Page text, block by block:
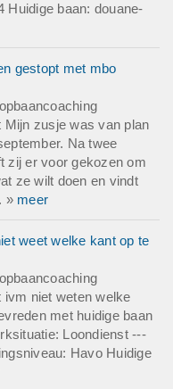
Huidige baan: douane-
gestopt met mbo
Mijn zusje was van plan
Na twee
zij er voor gekozen om
ze wilt doen en vindt
» meer
weet welke kant op te
ivm niet weten welke
met huidige baan
Loondienst ---
Havo Huidige